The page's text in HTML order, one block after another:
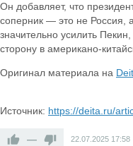
Он добавляет, что
соперник — это не Россия,
значительно усилить
сторону в американо-
Оригинал материала на
Источник: https://deita.ru/
— 22.07.2025 17:58